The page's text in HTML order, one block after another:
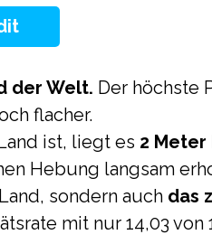
der Welt. Der höchste
flacher.
ist, liegt es 2 Meter
Hebung langsam
Land, sondern auch das
mit nur 14,03